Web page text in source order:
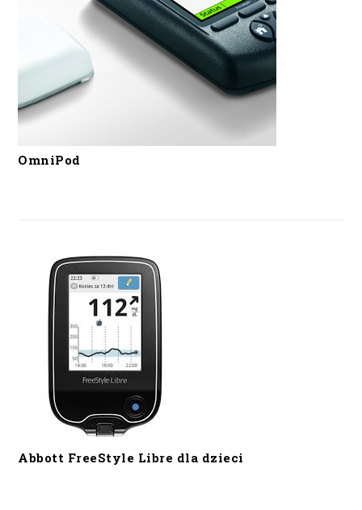
OmniPod
Abbott FreeStyle Libre dla dzieci